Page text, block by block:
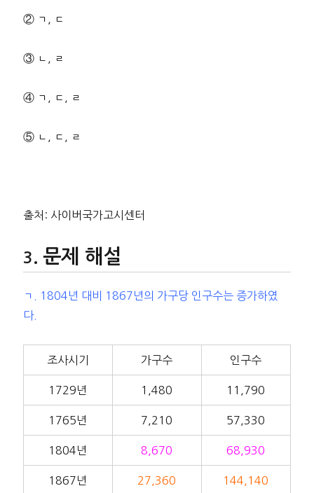
② ㄱ, ㄷ
③ ㄴ, ㄹ
④ ㄱ, ㄷ, ㄹ
⑤ ㄴ, ㄷ, ㄹ
출처: 사이버국가고시센터
문제 해설
ㄱ. 1804년 대비 1867년의 가구당 인구수는 증가하였
다.
조사시기 가구수 인구수
1729년 1,480 11,790
1765년 7,210 57,330
1804년 8,670 68,930
1867년 27,360 144,140